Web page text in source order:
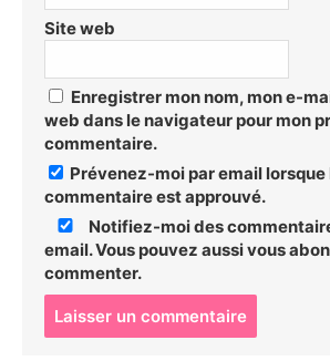
Site web
Enregistrer mon nom, mon e-
web dans le navigateur pour mon
commentaire.
Prévenez-moi par email lorsque
commentaire est approuvé.
Notifiez-moi des
email. Vous pouvez aussivous
commenter.